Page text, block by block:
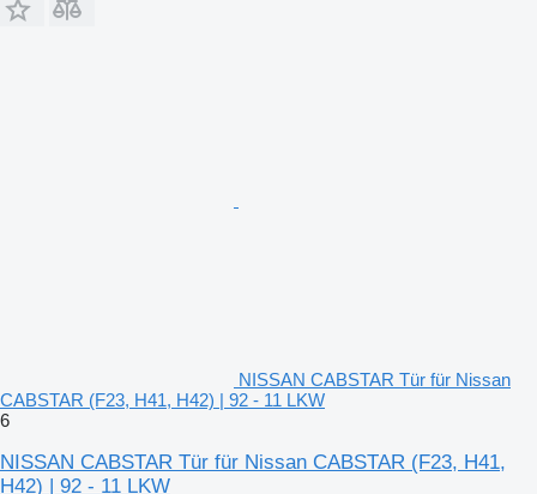
NISSAN CABSTAR Tür für Nissan
CABSTAR (F23, H41, H42) | 92 - 11 LKW
6
NISSAN CABSTAR Tür für Nissan CABSTAR (F23, H41,
H42) | 92 - 11 LKW